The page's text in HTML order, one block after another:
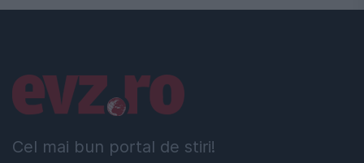
Cel mai bun portal de stiri!
Linkuri utile